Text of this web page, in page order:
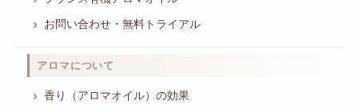
お問い合わせ・無料トライアル
アロマについて
香り（アロマオイル）の効果